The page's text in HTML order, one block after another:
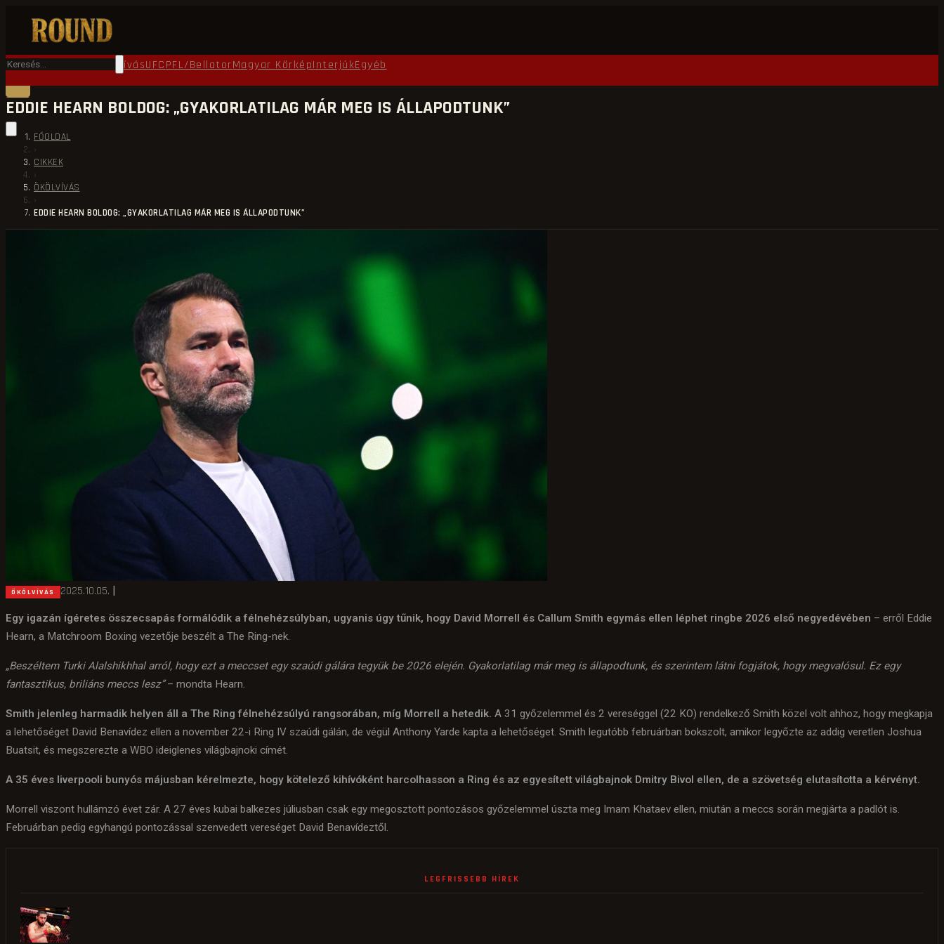
FőoldalRound TV ÖkölvívásUFCPFL/BellatorMagyar KörképInterjúkEgyéb
EDDIE HEARN BOLDOG: „GYAKORLATILAG MÁR MEG IS ÁLLAPODTUNK”
FŐOLDAL
›
CIKKEK
›
ÖKÖLVÍVÁS
›
EDDIE HEARN BOLDOG: „GYAKORLATILAG MÁR MEG IS ÁLLAPODTUNK”
ÖKÖLVÍVÁS 2025.10.05. |
Egy igazán ígéretes összecsapás formálódik a félnehézsúlyban, ugyanis úgy tűnik, hogy David Morrell és Callum Smith egymás ellen léphet ringbe 2026 első negyedévében – erről Eddie
Hearn, a Matchroom Boxing vezetője beszélt a The Ring-nek.
„Beszéltem Turki Alalshikhhal arról, hogy ezt a meccset egy szaúdi gálára tegyük be 2026 elején. Gyakorlatilag már meg is állapodtunk, és szerintem látni fogjátok, hogy megvalósul. Ez egy
fantasztikus, briliáns meccs lesz”– mondta Hearn.
Smith jelenleg harmadik helyen áll a The Ring félnehézsúlyú rangsorában, míg Morrell a hetedik. A 31 győzelemmel és 2 vereséggel (22 KO) rendelkező Smith közel volt ahhoz, hogy megkapja
a lehetőséget David Benavídez ellen a november 22-i Ring IV szaúdi gálán, de végül Anthony Yarde kapta a lehetőséget. Smith legutóbb februárban bokszolt, amikor legyőzte az addig veretlen Joshua
Buatsit, és megszerezte a WBO ideiglenes világbajnoki címét.
A 35 éves liverpooli bunyós májusban kérelmezte, hogy kötelező kihívóként harcolhasson a Ring és az egyesített világbajnok Dmitry Bivol ellen, de a szövetség elutasította a kérvényt.
Morrell viszont hullámzó évet zár. A 27 éves kubai balkezes júliusban csak egy megosztott pontozásos győzelemmel úszta meg Imam Khataev ellen, miután a meccs során megjárta a padlót is.
Februárban pedig egyhangú pontozással szenvedett vereséget David Benavídeztől.
LEGFRISSEBB HÍREK